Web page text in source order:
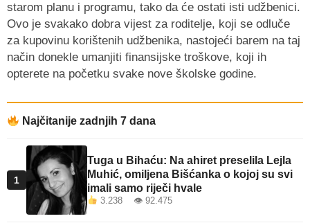
starom planu i programu, tako da će ostati isti udžbenici.
Ovo je svakako dobra vijest za roditelje, koji se odluče
za kupovinu korištenih udžbenika, nastojeći barem na taj
način donekle umanjiti finansijske troškove, koji ih
opterete na početku svake nove školske godine.
Najčitanije zadnjih 7 dana
1
Tuga u Bihaću: Na ahiret preselila Lejla
Muhić, omiljena Bišćanka o kojoj su svi
imali samo riječi hvale
3.238 👁 92.475